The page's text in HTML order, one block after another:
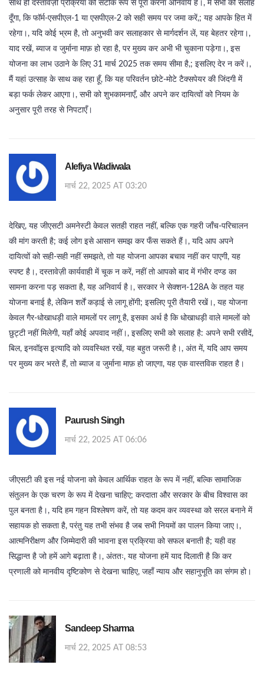
साथ ही दस्तावेज़ी प्रक्रिया को सटीक रूप से पूरा करना अनिवार्य है।, मैं सभी को सलाह
दूँगा, कि फॉर्म‑एसपीएल‑1 या एसपीएल‑2 को सही समय पर जमा करें,; यह आपके हित में
रहेगा।, यदि कोई भ्रम है, तो अनुभवी कर सलाहकार से मार्गदर्शन लें, यह बेहतर रहेगा।,
याद रखें, ब्याज व जुर्माना माफ़ हो रहा है, पर मुख्य कर अभी भी चुकाना पड़ेगा।, इस
योजना का लाभ उठाने के लिए 31 मार्च 2025 तक समय सीमा है,; इसलिए देर न करें।,
मैं यहां उत्साह के साथ कह रहा हूँ, कि यह परिवर्तन छोटे‑मोटे टैक्सपेयर की जिंदगी में
बड़ा फर्क लेकर आएगा।, सभी को शुभकामनाएँ, और अपने कर दायित्वों को नियम के
अनुसार पूरी तरह से निपटाएँ।
Alefiya Wadiwala
मार्च 22, 2025 AT 03:20
देखिए, यह जीएसटी अमनेस्टी केवल सतही राहत नहीं, बल्कि एक गहरी जाँच‑परिचालन
की मांग करती है; कई लोग इसे आसान समझ कर फँस सकते हैं।, यदि आप अपने
दायित्वों को सही‑सही नहीं समझते, तो यह योजना आपका बचाव नहीं कर पाएगी, यह
स्पष्ट है।, दस्तावेज़ी कार्यवाही में चूक न करें, नहीं तो आपको बाद में गंभीर दण्ड का
सामना करना पड़ सकता है, यह अनिवार्य है।, सरकार ने सेक्शन‑128A के तहत यह
योजना बनाई है, लेकिन शर्तें कड़ाई से लागू होंगी; इसलिए पूरी तैयारी रखें।, यह योजना
केवल गैर‑धोखाधड़ी वाले मामलों पर लागू है, इसका अर्थ है कि धोखाधड़ी वाले मामलों को
छुट्टी नहीं मिलेगी, यहाँ कोई अपवाद नहीं।, इसलिए सभी को सलाह है: अपने सभी रसीदें,
बिल, इनवॉइस इत्यादि को व्यवस्थित रखें, यह बहुत जरूरी है।, अंत में, यदि आप समय
पर मुख्य कर भरते हैं, तो ब्याज व जुर्माना माफ़ हो जाएगा, यह एक वास्तविक राहत है।
Paurush Singh
मार्च 22, 2025 AT 06:06
जीएसटी की इस नई योजना को केवल आर्थिक राहत के रूप में नहीं, बल्कि सामाजिक
संतुलन के एक चरण के रूप में देखना चाहिए; करदाता और सरकार के बीच विश्वास का
पुल बनता है।, यदि हम गहन विश्लेषण करें, तो यह कदम कर व्यवस्था को सरल बनाने में
सहायक हो सकता है, परंतु यह तभी संभव है जब सभी नियमों का पालन किया जाए।,
आत्मनिरीक्षण और जिम्मेदारी की भावना इस प्रक्रिया को सफल बनाती है; यही वह
सिद्धान्त है जो हमें आगे बढ़ाता है।, अंततः, यह योजना हमें याद दिलाती है कि कर
प्रणाली को मानवीय दृष्टिकोण से देखना चाहिए, जहाँ न्याय और सहानुभूति का संगम हो।
Sandeep Sharma
मार्च 22, 2025 AT 08:53